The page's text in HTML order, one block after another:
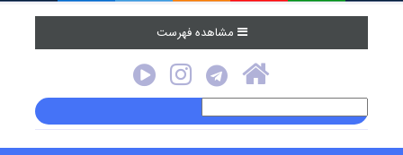
مشاهده فهرست